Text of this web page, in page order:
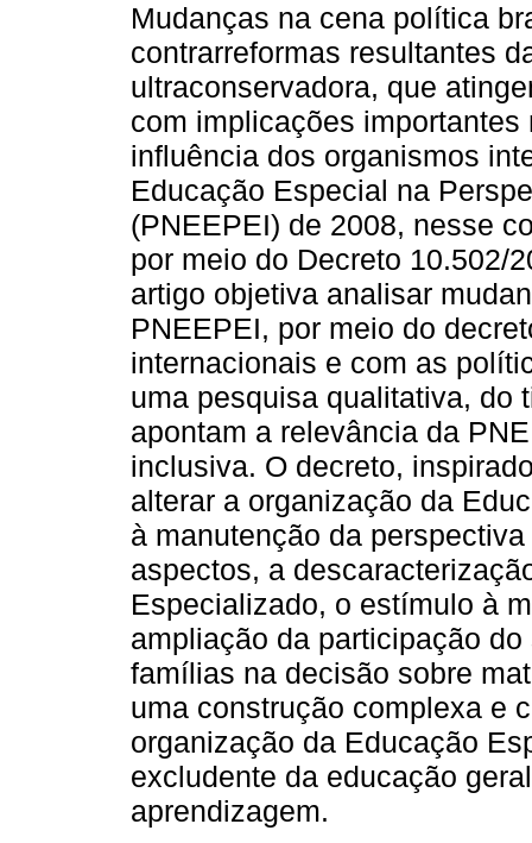
Mudanças na cena política
contrarreformas resultantes
ultraconservadora, que
com implicações
influência dos organismos
Educação Especial na
(PNEEPEI) de 2008, nesse
por meio do Decreto 10.502/
artigo objetiva analisar
PNEEPEI, por meio do
internacionais e com as
uma pesquisa qualitativa, do
apontam a relevância da
inclusiva. O decreto,
alterar a organização da
à manutenção da
aspectos, a
Especializado, o estímulo à
ampliação da participação
famílias na decisão sobre
uma construção complexa e
organização da Educação
excludente da educação
aprendizagem.